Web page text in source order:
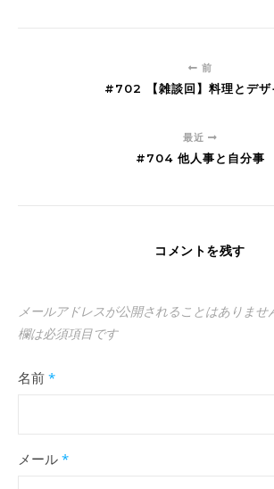
前
#702 【雑談回】料理とデザ
最近
#704 他人事と自分事
コメントを残す
メールアドレスが公開されることはありませ
欄は必須項目です
名前 *
メール *